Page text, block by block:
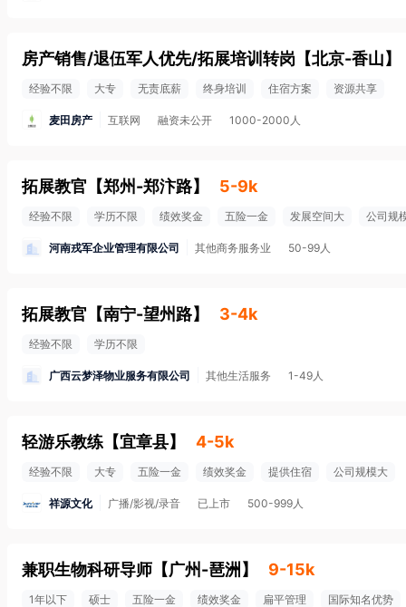
房产销售/退伍军人优先/拓展培训转岗 【北京-香山】
经验不限 大专 无责底薪 终身培训 住宿方案 资源共享
麦田房产 互联网 融资未公开 1000-2000人
拓展教官 【郑州-郑汴路】 5-9k
经验不限 学历不限 绩效奖金 五险一金 发展空间大 公司规
河南戎军企业管理有限公司 其他商务服务业 50-99人
拓展教官 【南宁-望州路】 3-4k
经验不限 学历不限
广西云梦泽物业服务有限公司 其他生活服务 1-49人
轻游乐教练 【宜章县】 4-5k
经验不限 大专 五险一金 绩效奖金 提供住宿 公司规模大
祥源文化 广播/影视/录音 已上市 500-999人
兼职生物科研导师 【广州-琶洲 】 9-15k
1年以下 硕士 五险一金 绩效奖金 扁平管理 国际知名优势